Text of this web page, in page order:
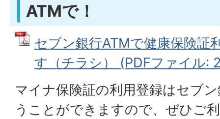
ATMで！
セブン銀行ATMで健康保険証
す（チラシ） (PDFファイル:
マイナ保険証の利用登録はセブ
うことができますので、ぜひご